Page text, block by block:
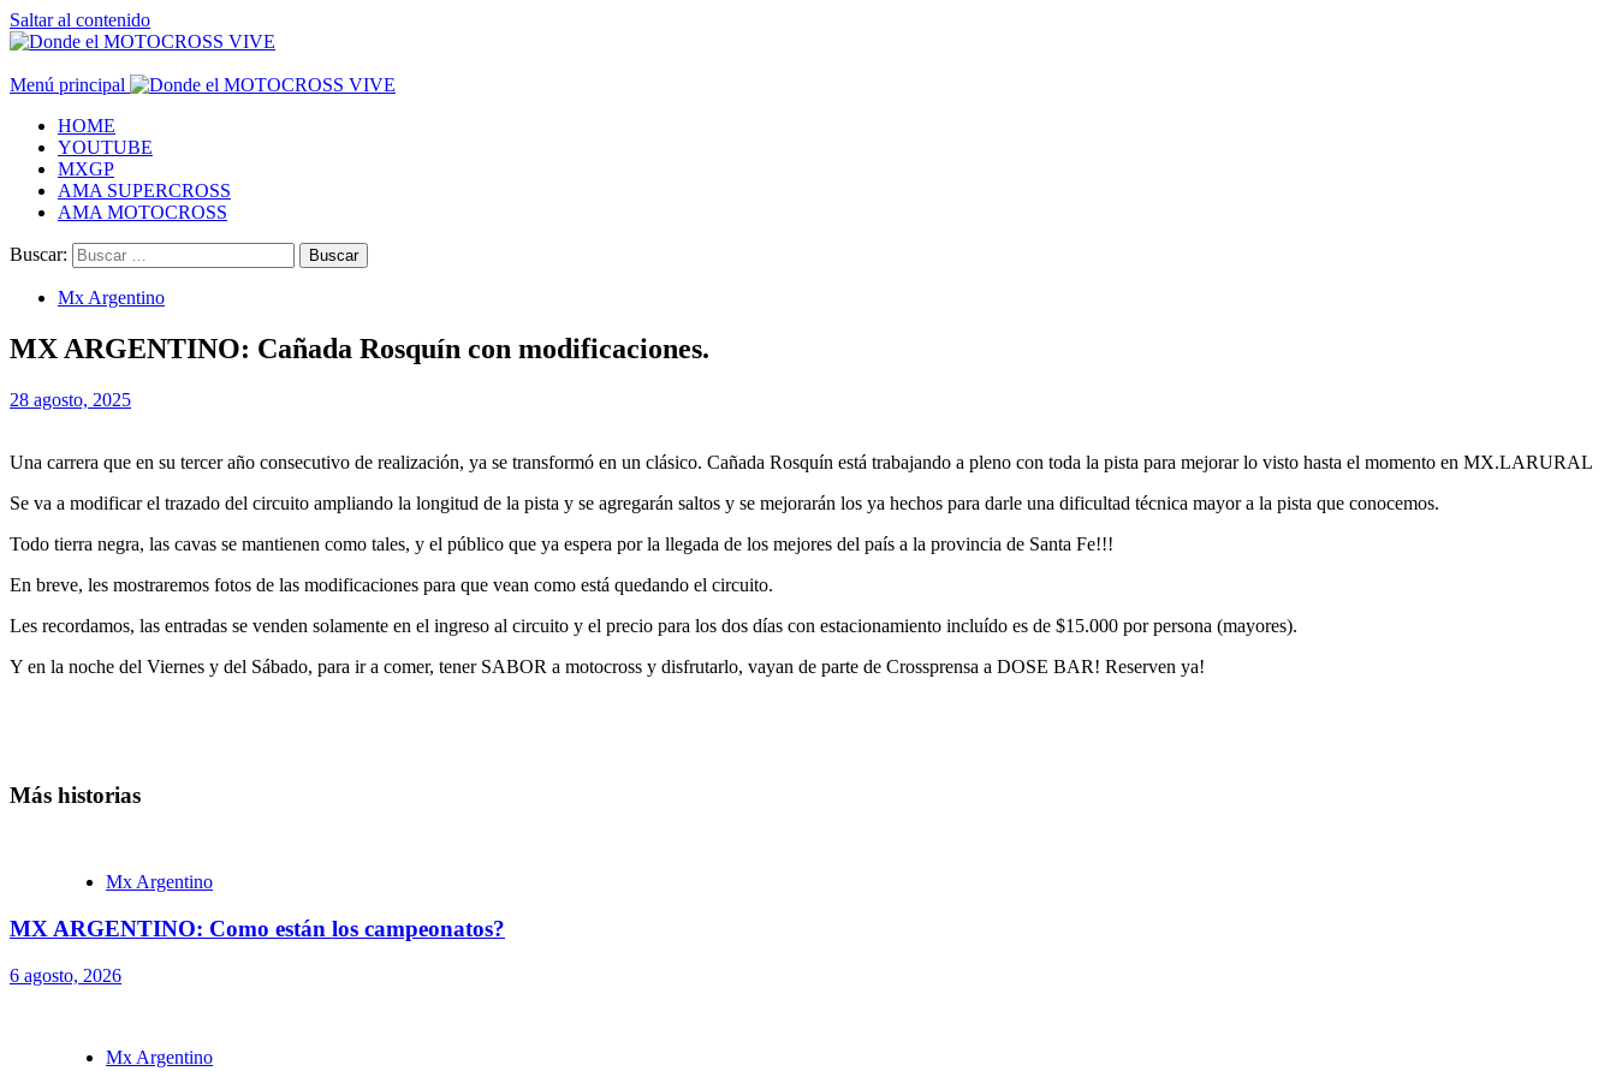
Saltar al contenido
Menú principal
HOME
YOUTUBE
MXGP
AMA SUPERCROSS
AMA MOTOCROSS
Buscar:
Mx Argentino
MX ARGENTINO: Cañada Rosquín con modificaciones.
28 agosto, 2025
Una carrera que en su tercer año consecutivo de realización, ya se transformó en un clásico. Cañada Rosquín está trabajando a pleno con toda la pista para mejorar lo visto hasta el momento en MX.LARURAL
Se va a modificar el trazado del circuito ampliando la longitud de la pista y se agregarán saltos y se mejorarán los ya hechos para darle una dificultad técnica mayor a la pista que conocemos.
Todo tierra negra, las cavas se mantienen como tales, y el público que ya espera por la llegada de los mejores del país a la provincia de Santa Fe!!!
En breve, les mostraremos fotos de las modificaciones para que vean como está quedando el circuito.
Les recordamos, las entradas se venden solamente en el ingreso al circuito y el precio para los dos días con estacionamiento incluído es de $15.000 por persona (mayores).
Y en la noche del Viernes y del Sábado, para ir a comer, tener SABOR a motocross y disfrutarlo, vayan de parte de Crossprensa a DOSE BAR! Reserven ya!
Más historias
Mx Argentino
MX ARGENTINO: Como están los campeonatos?
6 agosto, 2026
Mx Argentino